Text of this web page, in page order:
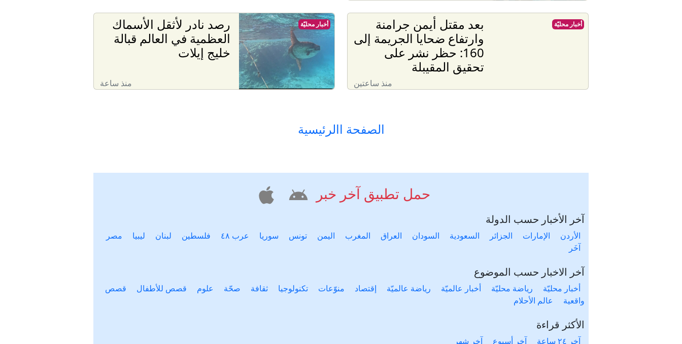
بعد مقتل أيمن جرامنة
وارتفاع ضحايا الجريمة إلى
160: حظر نشر على
تحقيق المقيبلة
منذ ساعتين
أخبار محليّة
رصد نادر لأثقل الأسماك
العظمية في العالم قبالة
خليج إيلات
منذ ساعة
أخبار محليّة
الصفحة االرئيسية
حمل تطبيق آخر خبر
آخر الأخبار حسب الدولة
الأردن الإمارات الجزائر السعودية السودان العراق المغرب اليمن تونس سوريا عرب ٤٨ فلسطين لبنان ليبيا
مصر
آخَر
آخر الاخبار حسب الموضوع
أخبار محليّة رياضة محليّة أخبار عالميّة رياضة عالميّة إقتصاد منوّعات تكنولوجيا ثقافة صحّة علوم قصص للأطفال
قصص
واقعية
عالم الأحلام
الأكثر قراءة
آخر ٢٤ ساعة آخر أسبوع آخر شهر